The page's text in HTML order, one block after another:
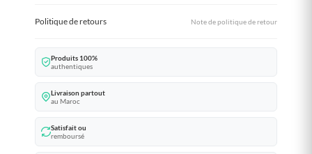
Politique de retours Note de politique de retour
Produits 100%
authentiques
Livraison partout
au Maroc
Satisfait ou
remboursé